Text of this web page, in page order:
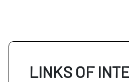
LINKS OF